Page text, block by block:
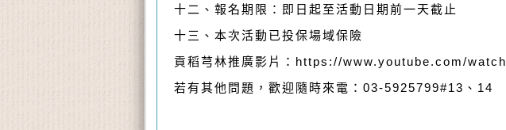
十二、報名期限：即日起至活動日期前一天截止
十三、本次活動已投保場域保險
貢稻芎林推廣影片：https://www.youtube.com/
若有其他問題，歡迎隨時來電：03-5925799#13、14